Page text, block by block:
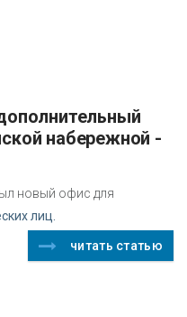
набережной -
новый офис для
лиц.
читать статью